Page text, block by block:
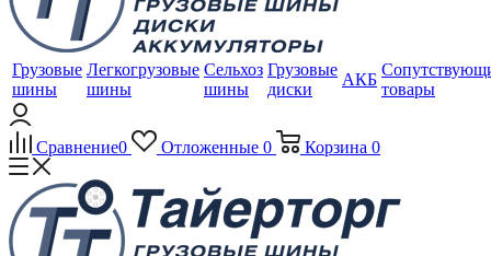
Грузовые
шины
Легкогрузовые
шины
Сельхоз
шины
Грузовые
диски
АКБ
товары
Сравнение0 Отложенные 0 Корзина 0